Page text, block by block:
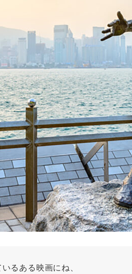
るある映画にね、